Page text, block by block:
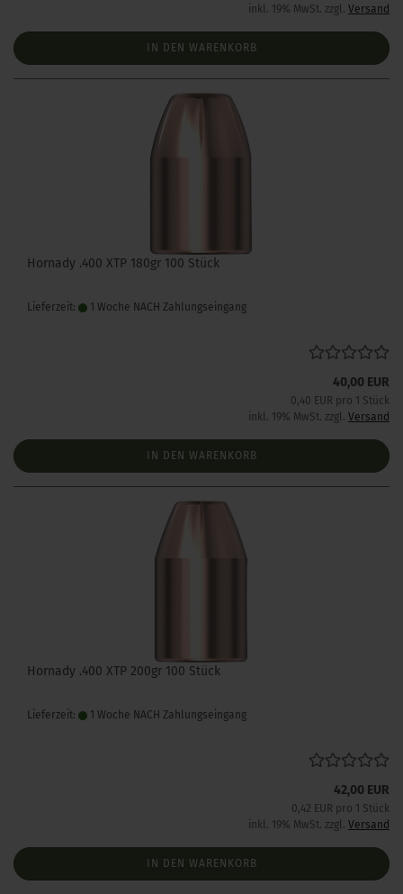
inkl. 19% MwSt. zzgl. Versand
IN DEN WARENKORB
Hornady .400 XTP 180gr 100 Stück
Lieferzeit: 1 Woche NACH Zahlungseingang
40,00 EUR
0,40 EUR pro 1 Stück
inkl. 19% MwSt. zzgl. Versand
IN DEN WARENKORB
Hornady .400 XTP 200gr 100 Stück
Lieferzeit: 1 Woche NACH Zahlungseingang
42,00 EUR
0,42 EUR pro 1 Stück
inkl. 19% MwSt. zzgl. Versand
IN DEN WARENKORB